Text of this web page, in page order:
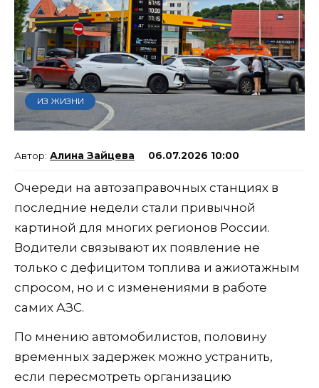
ИЗ ЖИЗНИ
Алина Зайцева 06.07.2026 10:00
Очереди на автозаправочных станциях в
последние недели стали привычной
картиной для многих регионов России.
Водители связывают их появление не
только с дефицитом топлива и ажиотажным
спросом, но и с изменениями в работе
самих АЗС.
По мнению автомобилистов, половину
временных задержек можно устранить,
если пересмотреть организацию